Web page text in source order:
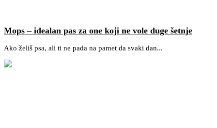
Mops – idealan pas za one koji ne vole duge šetnje
Ako želiš psa, ali ti ne pada na pamet da svaki dan...